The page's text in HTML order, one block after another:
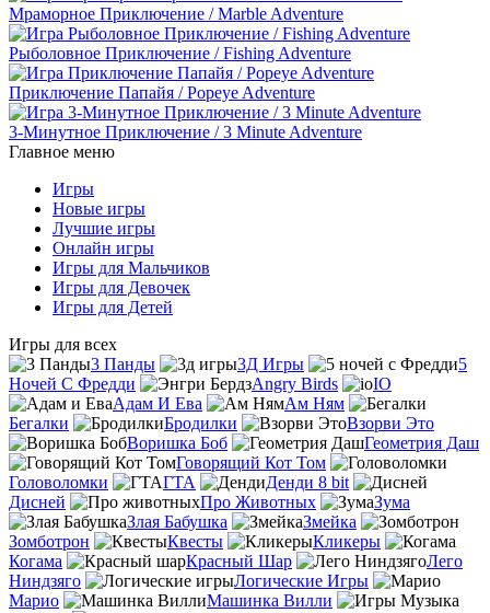
Мраморное Приключение / Marble Adventure
Рыболовное Приключение / Fishing Adventure
Приключение Папайя / Popeye Adventure
3-Минутное Приключение / 3 Minute Adventure
Главное меню
Игры
Новые игры
Лучшие игры
Онлайн игры
Игры для Мальчиков
Игры для Девочек
Игры для Детей
Игры для всех
3 Панды
3Д Игры
5
Ночей С Фредди
Angry Birds
IO
Адам И Ева
Ам Ням
Бегалки
Бродилки
Взорви Это
Воришка Боб
Геометрия Даш
Говорящий Кот Том
Головоломки
ГТА
Денди 8 bit
Дисней
Про Животных
Зума
Злая Бабушка
Змейка
Зомботрон
Квесты
Кликеры
Когама
Красный Шар
Лего
Ниндзяго
Логические Игры
Марио
Машинка Вилли